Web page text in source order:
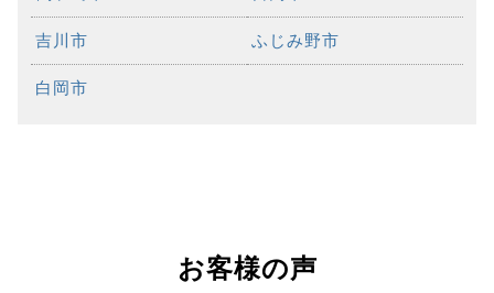
吉川市 ふじみ野市
白岡市
お客様の声